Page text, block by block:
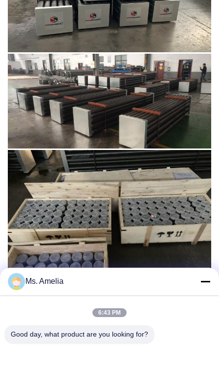
Ms. Amelia
6:43 PM
Good day, what product are you looking for?